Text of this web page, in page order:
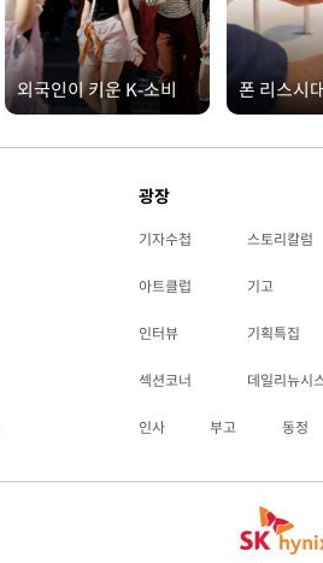
외국인이 키운 K-소비 폰 리스시
광장
기자수첩 스토리칼럼
아트클럽 기고
인터뷰 기획특집
섹션코너 데일리뉴시
인사 부고 동정